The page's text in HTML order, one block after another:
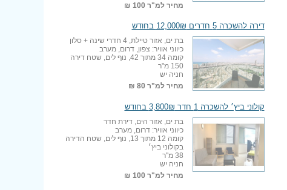
מחיר למ"ר 100 ₪
דירה להשכרה 5 חדרים 12,000₪ בחודש
בת ים, אזור טיילת, 4 חדרי שינה + סלון
כיווני אוויר: צפון, דרום, מערב
קומה 34 מתוך 42, נוף לים, שטח דירה
150 מ"ר
חניה יש
מחיר למ"ר 80 ₪
קולוני ביץ׳ להשכרה 1 חדר 3,800₪ בחודש
בת ים, אזור הים, דירת חדר
כיווני אוויר: דרום, מערב
קומה 12 מתוך 13, נוף לים, שטח הדירה
בקולוני ביץ׳
38 מ"ר
חניה יש
מחיר למ"ר 100 ₪